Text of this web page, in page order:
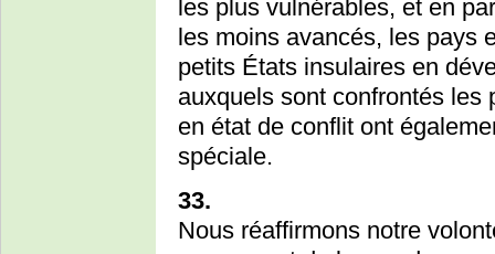
les plus vulnérables, et en
les moins avancés, les pays
petits États insulaires en
auxquels sont confrontés les
en état de conflit ont
spéciale.
33.
Nous réaffirmons notre